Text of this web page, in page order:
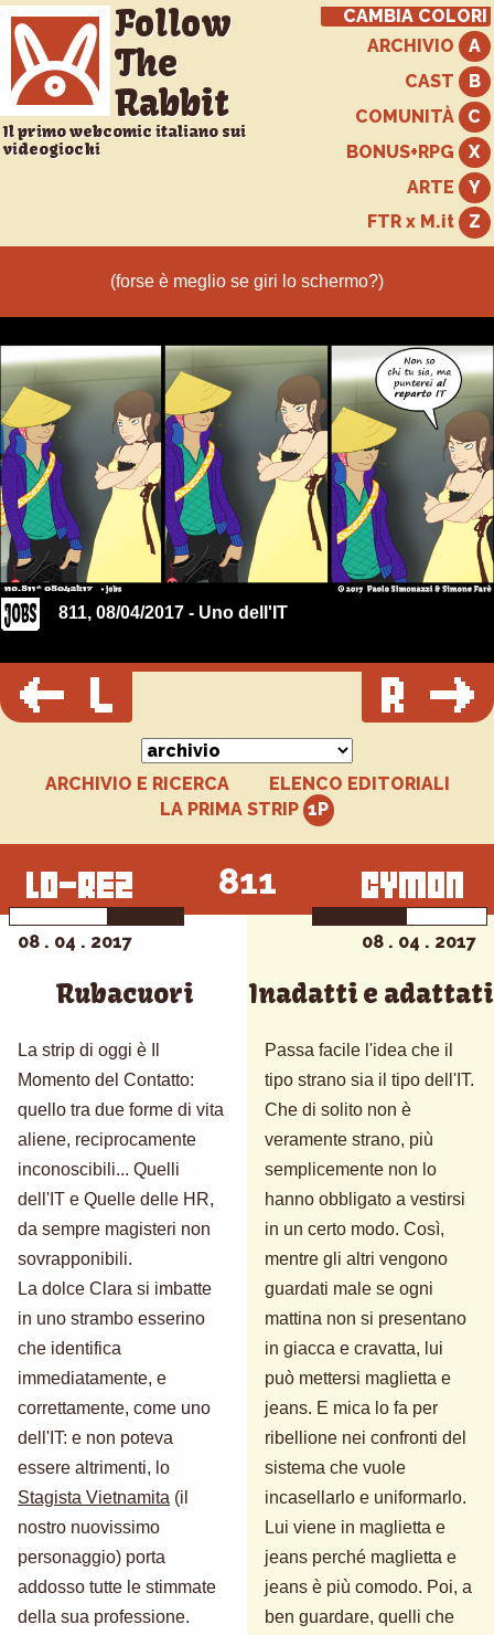
Follow
The
Rabbit
Il primo webcomic italiano sui
videogiochi
CAMBIA COLORI
ARCHIVIO
CAST
COMUNITÀ
BONUS+RPG
ARTE
FTR x M.it
811, 08/04/2017 - Uno dell'IT
ARCHIVIO E RICERCA
ELENCO EDITORIALI
LA PRIMA STRIP
811
08 . 04 . 2017
Rubacuori
La strip di oggi è Il
Momento del Contatto:
quello tra due forme di vita
aliene, reciprocamente
inconoscibili... Quelli
dell'IT e Quelle delle HR,
da sempre magisteri non
sovrapponibili.
La dolce Clara si imbatte
in uno strambo esserino
che identifica
immediatamente, e
correttamente, come uno
dell'IT: e non poteva
essere altrimenti, lo
Stagista Vietnamita (il
nostro nuovissimo
personaggio) porta
addosso tutte le stimmate
della sua professione.
08 . 04 . 2017
Inadatti e adattati
Passa facile l'idea che il
tipo strano sia il tipo dell'IT.
Che di solito non è
veramente strano, più
semplicemente non lo
hanno obbligato a vestirsi
in un certo modo. Così,
mentre gli altri vengono
guardati male se ogni
mattina non si presentano
in giacca e cravatta, lui
può mettersi maglietta e
jeans. E mica lo fa per
ribellione nei confronti del
sistema che vuole
incasellarlo e uniformarlo.
Lui viene in maglietta e
jeans perché maglietta e
jeans è più comodo. Poi, a
ben guardare, quelli che